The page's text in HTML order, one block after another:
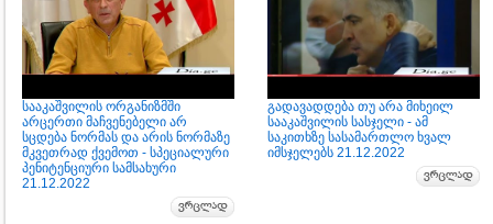
სააკაშვილის ორგანიზმში
არცერთი მაჩვენებელი არ
სცდება ნორმას და არის ნორმაზე
მკვეთრად ქვემოთ - სპეციალური
პენიტენციური სამსახური
21.12.2022
გადავადდება თუ არა მიხეილ
სააკაშვილის სასჯელი - ამ
საკითხზე სასამართლო ხვალ
იმსჯელებს 21.12.2022